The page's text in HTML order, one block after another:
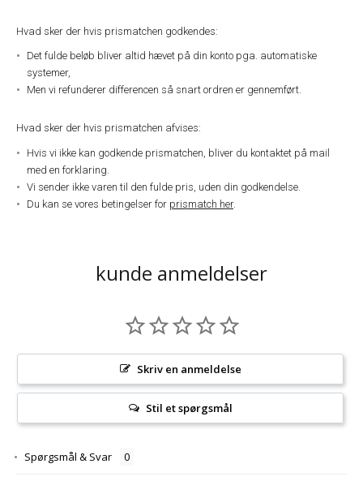
Hvad sker der hvis prismatchen godkendes:
Det fulde beløb bliver altid hævet på din konto pga. automatiske
systemer,
Men vi refunderer differencen så snart ordren er gennemført.
Hvad sker der hvis prismatchen afvises:
Hvis vi ikke kan godkende prismatchen, bliver du kontaktet på mail
med en forklaring.
Vi sender ikke varen til den fulde pris, uden din godkendelse.
Du kan se vores betingelser for prismatch her.
kunde anmeldelser
Skriv en anmeldelse
Stil et spørgsmål
Spørgsmål & Svar